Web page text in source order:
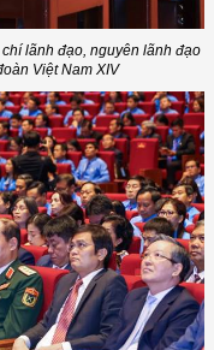
lãnh đạo, nguyên lãnh đạo
Việt Nam XIV